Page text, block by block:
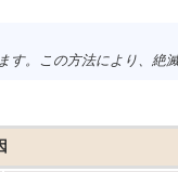
。この方法により、絶